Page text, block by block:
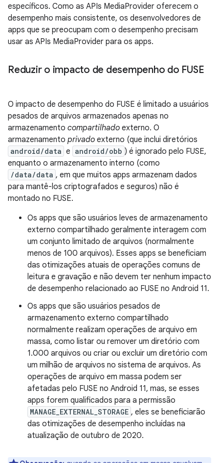
específicos. Como as APIs MediaProvider oferecem o
desempenho mais consistente, os desenvolvedores de
apps que se preocupam com o desempenho precisam
usar as APIs MediaProvider para os apps.
Reduzir o impacto de desempenho do FUSE
O impacto de desempenho do FUSE é limitado a usuários
pesados de arquivos armazenados apenas no
armazenamento compartilhado externo. O
armazenamento privado externo (que inclui diretórios
android/data e android/obb ) é ignorado pelo FUSE,
enquanto o armazenamento interno (como
/data/data , em que muitos apps armazenam dados
para mantê-los criptografados e seguros) não é
montado no FUSE.
Os apps que são usuários leves de armazenamento
externo compartilhado geralmente interagem com
um conjunto limitado de arquivos (normalmente
menos de 100 arquivos). Esses apps se beneficiam
das otimizações atuais de operações comuns de
leitura e gravação e não devem ter nenhum impacto
de desempenho relacionado ao FUSE no Android 11.
Os apps que são usuários pesados de
armazenamento externo compartilhado
normalmente realizam operações de arquivo em
massa, como listar ou remover um diretório com
1.000 arquivos ou criar ou excluir um diretório com
um milhão de arquivos no sistema de arquivos. As
operações de arquivo em massa podem ser
afetadas pelo FUSE no Android 11, mas, se esses
apps forem qualificados para a permissão
MANAGE_EXTERNAL_STORAGE , eles se beneficiarão
das otimizações de desempenho incluídas na
atualização de outubro de 2020.